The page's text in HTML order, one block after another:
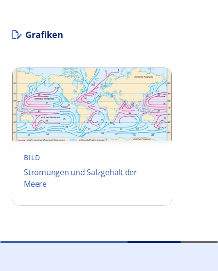
Grafiken
BILD
Strömungen und Salzgehalt der
Meere